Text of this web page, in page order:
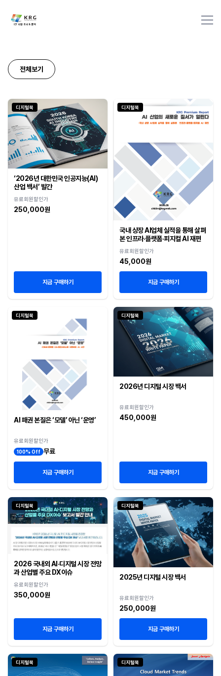
전체보기
디지털북
‘2026년 대한민국 인공지능(AI)
산업 백서’ 발간
유료회원할인가
250,000원
지금 구매하기
디지털북
국내 상장 AI업체 실적을 통해 살펴
본 인프라·플랫폼·피지컬 AI 재편
유료회원할인가
45,000원
지금 구매하기
디지털북
AI 패권 본질은 ‘모델’ 아닌 ‘운영’
유료회원할인가
100% Off 무료
지금 구매하기
디지털북
2026년 디지털 시장 백서
유료회원할인가
450,000원
지금 구매하기
디지털북
2026 국내외 AI·디지털 시장 전망
과 산업별 주요 DX이슈
유료회원할인가
350,000원
지금 구매하기
디지털북
2025년 디지털 시장 백서
유료회원할인가
250,000원
지금 구매하기
디지털북 디지털북